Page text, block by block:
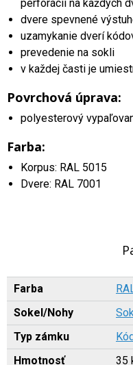
perforácii na každých
dvere spevnené
uzamykanie dverí
prevedenie na sokli
v každej časti je
Povrchová úprava:
polyesterový
Farba:
Korpus: RAL 5015
Dvere: RAL 7001
Farba
Sokel/Nohy
Typ zámku
Hmotnosť
35